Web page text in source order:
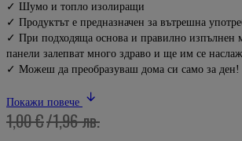
✓ Шумо и топло изолиращи
✓ Продуктът е предназначен за вътрешна
✓ При подходяща основа и правилно изпълнен
панели залепват много здраво и ще им се
✓ Можеш да преобразуваш дома си само за ден!
Покажи повече
1,00 €/1,96 лв.